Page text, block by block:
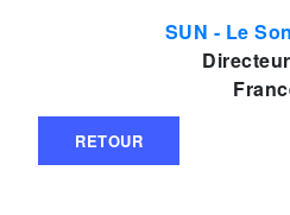
SUN - Le
RETOUR